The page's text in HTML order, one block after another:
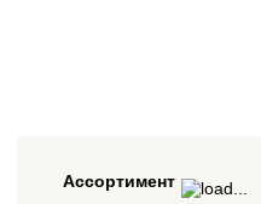
Ассортимент